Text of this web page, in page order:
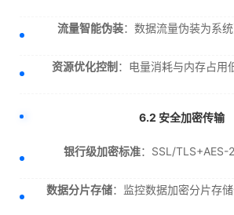
流量智能伪装：数据流量伪装为系
资源优化控制 ：电量消耗与内存占用
6.2 安全加密传输
银行级加密标准：SSL/TLS+AES-
数据分片存储：监控数据加密分片存